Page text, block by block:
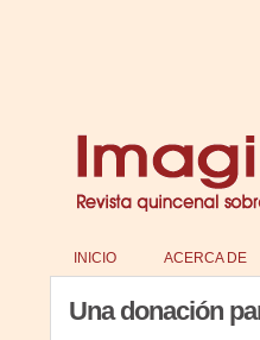
INICIO ACERCA DE
Una donación